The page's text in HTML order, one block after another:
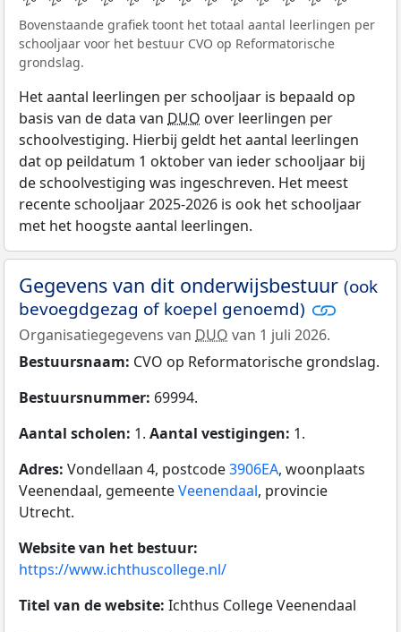
Bovenstaande grafiek toont het totaal aantal leerlingen per
schooljaar voor het bestuur CVO op Reformatorische
grondslag.
Het aantal leerlingen per schooljaar is bepaald op
basis van de data van DUO over leerlingen per
schoolvestiging. Hierbij geldt het aantal leerlingen
dat op peildatum 1 oktober van ieder schooljaar bij
de schoolvestiging was ingeschreven. Het meest
recente schooljaar 2025-2026 is ook het schooljaar
met het hoogste aantal leerlingen.
Gegevens van dit onderwijsbestuur (ook
bevoegdgezag of koepel genoemd)
Organisatiegegevens van DUO van 1 juli 2026.
Bestuursnaam: CVO op Reformatorische grondslag.
Bestuursnummer: 69994.
Aantal scholen: 1. Aantal vestigingen: 1.
Adres: Vondellaan 4, postcode3906EA, woonplaats
Veenendaal, gemeenteVeenendaal, provincie
Utrecht.
Website van het bestuur:
https://www.ichthuscollege.nl/
Titel van de website: Ichthus College Veenendaal